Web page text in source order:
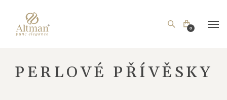
0
PERLOVÉ PŘÍVĚSKY